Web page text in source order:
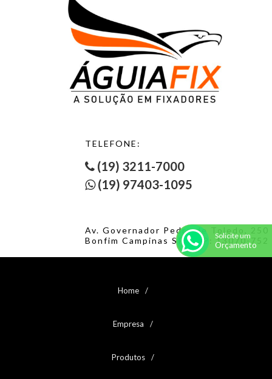
TELEFONE:
(19) 3211-7000
(19) 97403-1095
Av. Governador Pedro de Toledo, 250
Bonfim Campinas SP. CEP: 13070-752
Home
Empresa
Produtos
Solicite um
Orçamento